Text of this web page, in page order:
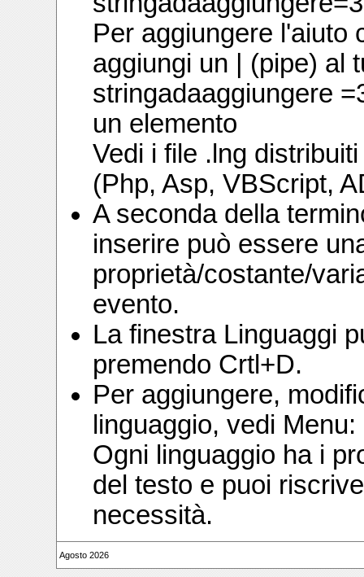
Per aggiungere l'aiuto
aggiungi un | (pipe) al
stringadaaggiungere
un elemento
Vedi i file .lng
(Php, Asp, VBScript,
A seconda della
inserire può essere
proprietà/costante/
evento.
La finestra Linguaggi
premendo Crtl+D.
Per aggiungere,
linguaggio, vedi
Ogni linguaggio ha i
del testo e puoi
necessità.
Agosto 2026